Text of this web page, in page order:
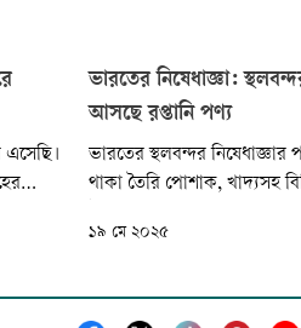
ভারতের নিষেধাজ্ঞা:
আসছে রপ্তানি পণ্য
ভারতের স্থলবন্দর
থাকা তৈরি পোশাক, খাদ্যসহ
যেসব ট্রাক বন্দরে ঢুকে
ট্রাক ঢুকতে পারবে কি না, তা
১৯ মে ২০২৫